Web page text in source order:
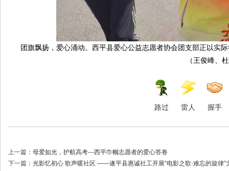
团旗飘扬，爱心涌动。西平县爱心公益志愿者协会团支部正以实
（王俊峰、
路过 雷人 握手
上一篇： 母爱如光，护航高考---西平巾帼志愿者的爱心答卷
下一篇： 光影忆初心 歌声暖社区 ——遂平县惠诚社工开展“电影之歌·难忘的旋律”